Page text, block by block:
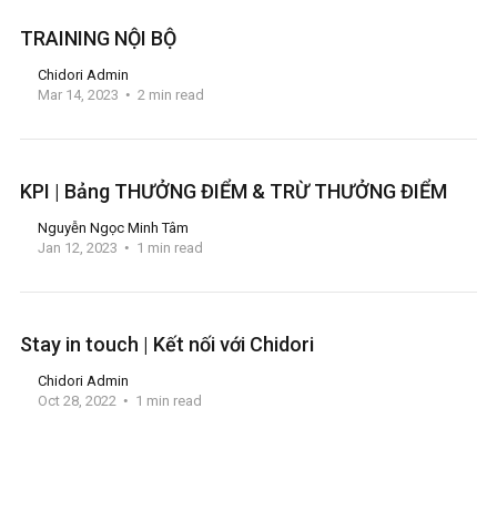
TRAINING NỘI BỘ
Chidori Admin
Mar 14, 2023
2 min read
KPI | Bảng THƯỞNG ĐIỂM & TRỪ THƯỞNG ĐIỂM
Nguyễn Ngọc Minh Tâm
Jan 12, 2023
1 min read
Stay in touch | Kết nối với Chidori
Chidori Admin
Oct 28, 2022
1 min read